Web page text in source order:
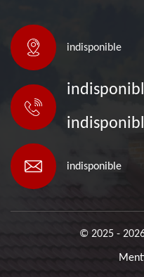
indisponible
indisponible
© 2025 -